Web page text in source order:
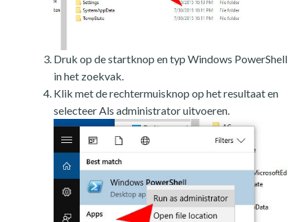
Druk op de startknop en typ Windows PowerShell
in het zoekvak.
Klik met de rechtermuisknop op het resultaat en
selecteer Als administrator uitvoeren.